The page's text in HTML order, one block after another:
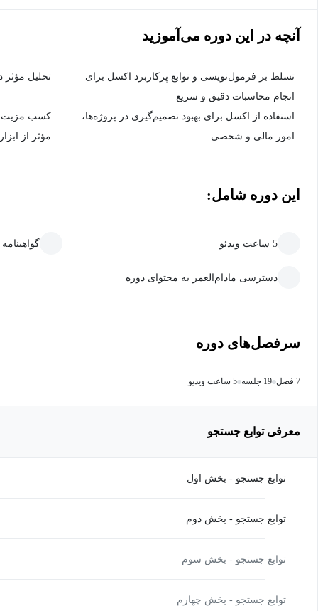
آنچه در این دوره می‌آموزید
تسلط بر فرمول‌نویسی و توابع پرکاربرد اکسل برای
انجام محاسبات دقیق و سریع
تحلیل مؤثر
استفاده از اکسل برای بهبود تصمیم‌گیری در پروژه‌ها،
امور مالی و شخصی
کسب مزیت
مؤثر از
این دوره شامل:
5 ساعت ویدئو
دسترسی مادام‌العمر به محتوای دوره
سرفصل‌های دوره
7 فصل 19 جلسه 5 ساعت ویدیو
معرفی توابع جستجو
توابع جستجو - بخش اول
توابع جستجو - بخش دوم
توابع جستجو - بخش سوم
توابع جستجو - بخش چهارم